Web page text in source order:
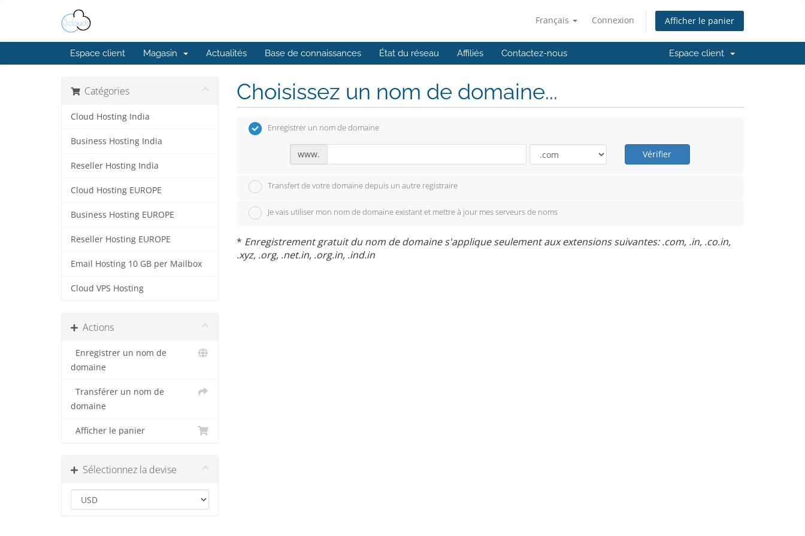
Français Connexion Afficher le panier
Espace client Magasin Actualités Base de connaissances État du réseau Affiliés Contactez-nous Espace client
Catégories
Cloud Hosting India
Business Hosting India
Reseller Hosting India
Cloud Hosting EUROPE
Business Hosting EUROPE
Reseller Hosting EUROPE
Email Hosting 10 GB per Mailbox
Cloud VPS Hosting
Actions
Enregistrer un nom de
domaine
Transférer un nom de
domaine
Afficher le panier
Sélectionnez la devise
Choisissez un nom de domaine...
Enregistrer un nom de domaine
www. Vérifier
Transfert de votre domaine depuis un autre registraire
Je vais utiliser mon nom de domaine existant et mettre à jour mes serveurs de noms
* Enregistrement gratuit du nom de domaine s'applique seulement aux extensions suivantes: .com, .in, .co.in,
.xyz, .org, .net.in, .org.in, .ind.in